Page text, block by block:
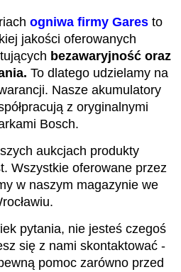
ogniwa firmy Garesto
jakości oferowanych
bezawaryjność oraz
To dlatego udzielamy na
Nasze akumulatory
z oryginalnymi
Bosch.
aukcjach produkty
Wszystkie oferowane przez
w naszym magazynie we
pytania, nie jesteś czegoś
się z nami skontaktować -
pomoc zarówno przed